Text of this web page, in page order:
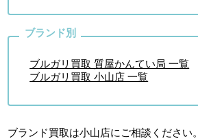
ブルガリ買取 質屋かんてい局 一覧
ブルガリ買取 小山店 一覧
ブランド買取は小山店にご相談ください。